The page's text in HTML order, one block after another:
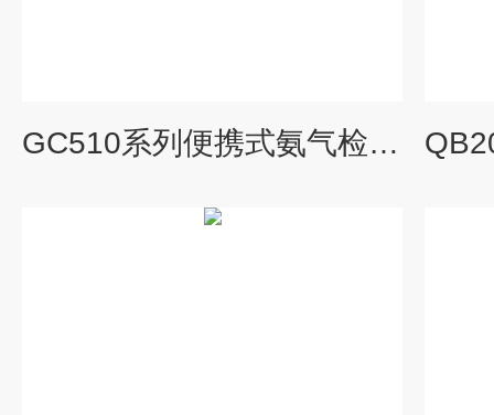
GC510系列便携式氨气检测仪器